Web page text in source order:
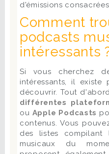
d'émissions
Comment
podcasts
intéressants
Si vous cherchez
intéressants, il existe
découvrir. Tout
différentes
ou Apple Podcasts
contenus. Vous
des listes compilant
musicaux du